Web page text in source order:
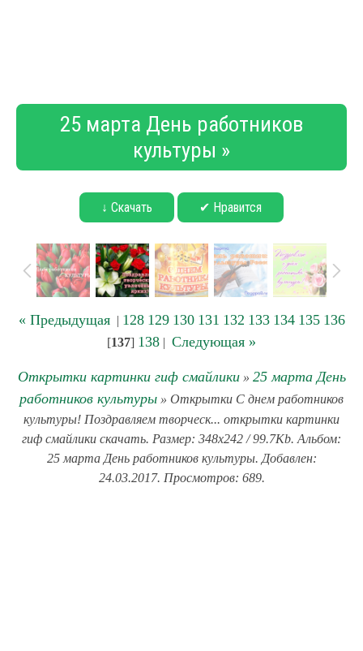
25 марта День работников
культуры »
↓ Скачать ✔ Нравится
« Предыдущая| 128 129 130 131 132 133 134 135 136
[137] 138 | Следующая »
Открытки картинки гиф смайлики» 25 марта День
работников культуры » Открытки С днем работников
культуры! Поздравляем творческ... открытки картинки
гиф смайлики скачать. Размер: 348x242 / 99.7Kb. Альбом:
25 марта День работников культуры. Добавлен:
24.03.2017. Просмотров: 689.